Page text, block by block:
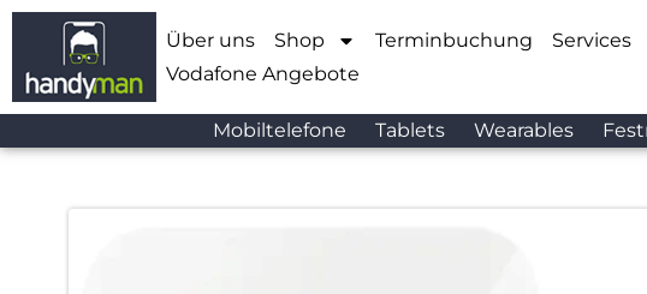
Über uns Shop Terminbuchung Services
Vodafone Angebote
Mobiltelefone Tablets Wearables